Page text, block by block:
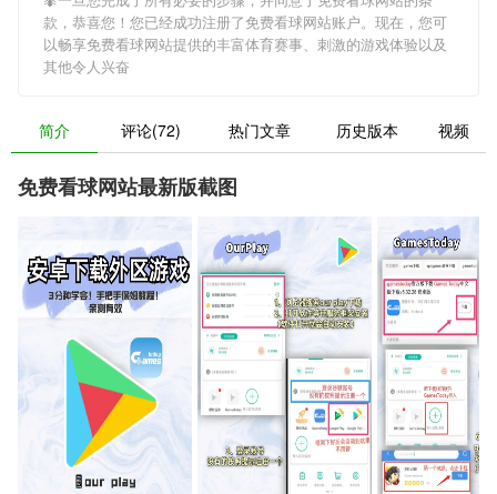
款，恭喜您！您已经成功注册了免费看球网站账户。现在，您可
以畅享免费看球网站提供的丰富体育赛事、刺激的游戏体验以及
其他令人兴奋
简介 评论(72) 热门文章 历史版本 视频
免费看球网站最新版截图